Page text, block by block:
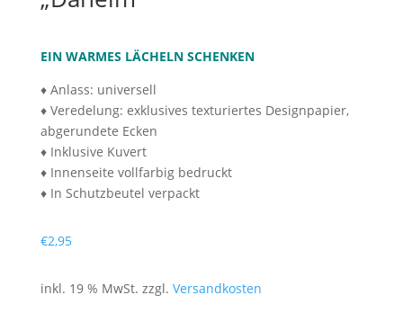
EIN WARMES LÄCHELN SCHENKEN
♦ Anlass: universell
♦ Veredelung: exklusives texturiertes Designpapier,
abgerundete Ecken
♦ Inklusive Kuvert
♦ Innenseite vollfarbig bedruckt
♦ In Schutzbeutel verpackt
€2,95
inkl. 19 % MwSt. zzgl. Versandkosten